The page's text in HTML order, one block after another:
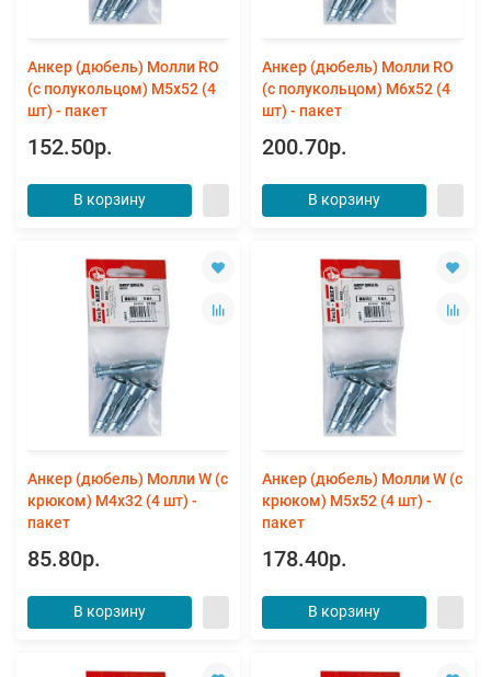
Анкер (дюбель) Молли RO
(с полукольцом) М5х52 (4
шт) - пакет
152.50р.
В корзину
Анкер (дюбель) Молли RO
(с полукольцом) М6х52 (4
шт) - пакет
200.70р.
В корзину
Анкер (дюбель) Молли W (с
крюком) М4х32 (4 шт) -
пакет
85.80р.
В корзину
Анкер (дюбель) Молли W (с
крюком) М5х52 (4 шт) -
пакет
178.40р.
В корзину